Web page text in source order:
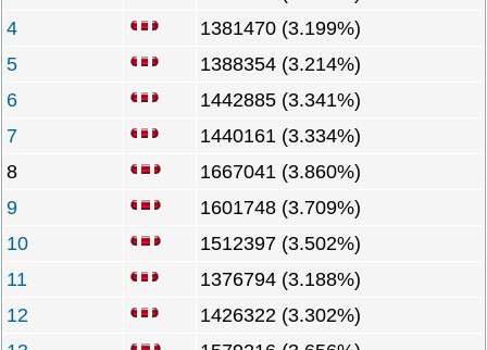
4
1381470 (3.199%)
5
1388354 (3.214%)
6
1442885 (3.341%)
7
1440161 (3.334%)
8
1667041 (3.860%)
9
1601748 (3.709%)
10
1512397 (3.502%)
11
1376794 (3.188%)
12
1426322 (3.302%)